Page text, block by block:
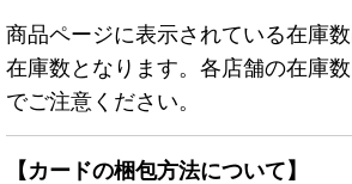
商品ページに表示されている在庫
在庫数となります。各店舗の在庫
でご注意ください。
【カードの梱包方法について】